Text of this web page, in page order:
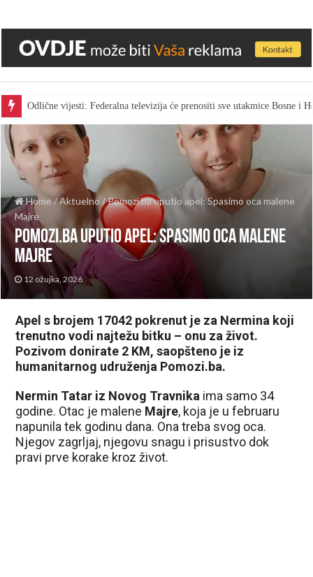
Odlične vijesti: Federalna televizija će prenositi sve utakmice Bosne i
Gest za pohvalu: Bingo skratio vrijeme marketa kako bi radnici gledali
Home/Aktuelno /Pomozi.ba uputio apel: Spasimo oca malene
Majre
Pomozi.ba uputio apel: Spasimo oca malene
Majre
12 ožujka, 2026
Apel s brojem 17042 pokrenut je za Nermina koji
trenutno vodi najtežu bitku – onu za život.
Pozivom donirate 2 KM, saopšteno je iz
humanitarnog udruženja Pomozi.ba.
Nermin Tatar iz Novog Travnika ima samo 34
godine. Otac je malene Majre, koja je u februaru
napunila tek godinu dana. Ona treba svog oca.
Njegov zagrljaj, njegovu snagu i prisustvo dok
pravi prve korake kroz život.